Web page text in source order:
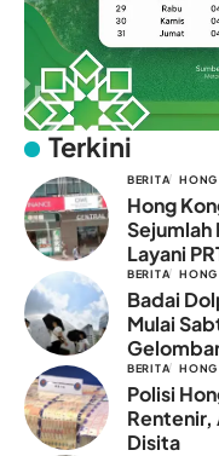
Terkini
BERITA
Hong
Sejumlah
Layani
BERITA
Badai
Mulai
BERITA
Polisi
Rentenir,
Disita